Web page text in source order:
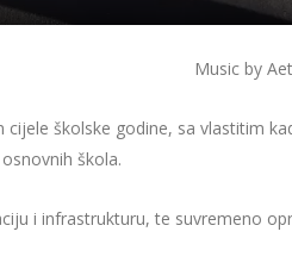
Music by
školske godine, sa vlastitim
škola.
i infrastrukturu, te suvremeno